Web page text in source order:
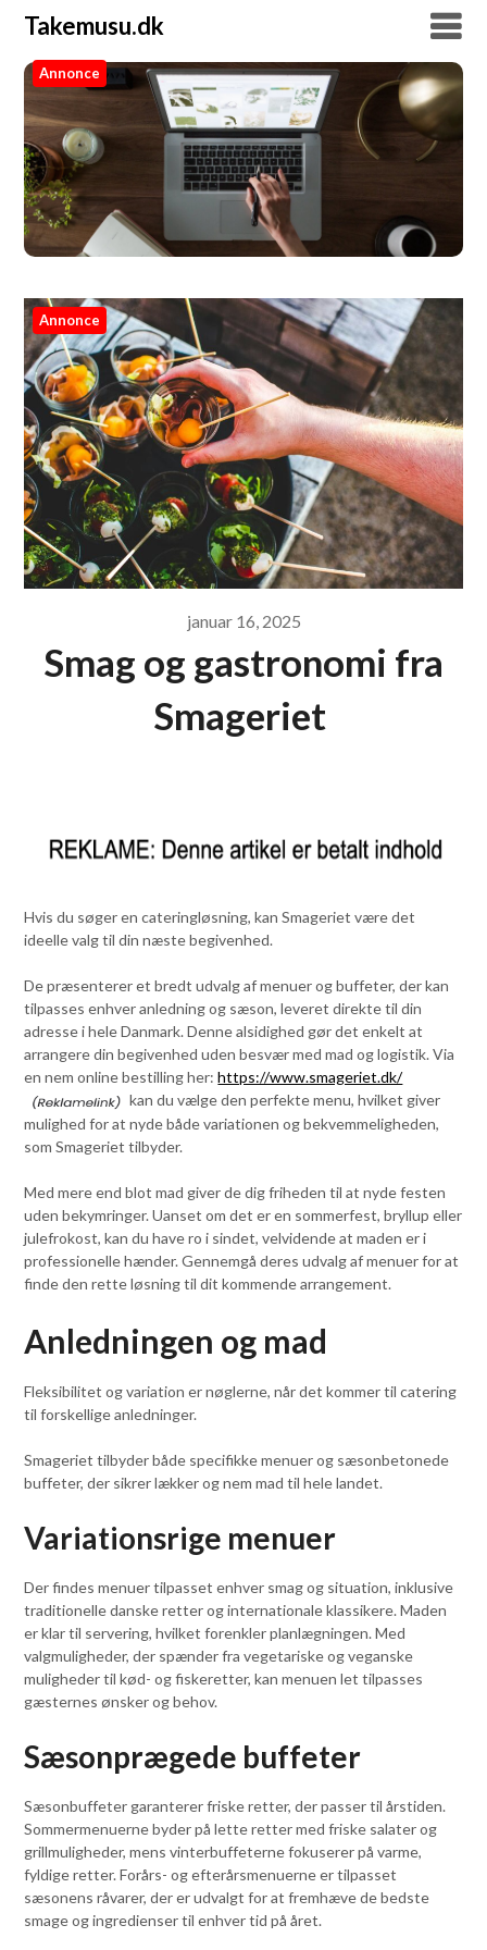
Takemusu.dk
Takemusu.dk
Annonce
Annonce
januar 16, 2025
Smag og gastronomi fra
Smageriet
Hvis du søger en cateringløsning, kan Smageriet være det
ideelle valg til din næste begivenhed.
De præsenterer et bredt udvalg af menuer og buffeter, der kan
tilpasses enhver anledning og sæson, leveret direkte til din
adresse i hele Danmark. Denne alsidighed gør det enkelt at
arrangere din begivenhed uden besvær med mad og logistik. Via
en nem online bestilling her:https://www.smageriet.dk/
kan du vælge den perfekte menu, hvilket giver
mulighed for at nyde både variationen og bekvemmeligheden,
som Smageriet tilbyder.
Med mere end blot mad giver de dig friheden til at nyde festen
uden bekymringer. Uanset om det er en sommerfest, bryllup eller
julefrokost, kan du have ro i sindet, velvidende at maden er i
professionelle hænder. Gennemgå deres udvalg af menuer for at
finde den rette løsning til dit kommende arrangement.
Anledningen og mad
Fleksibilitet og variation er nøglerne, når det kommer til catering
til forskellige anledninger.
Smageriet tilbyder både specifikke menuer og sæsonbetonede
buffeter, der sikrer lækker og nem mad til hele landet.
Variationsrige menuer
Der findes menuer tilpasset enhver smag og situation, inklusive
traditionelle danske retter og internationale klassikere. Maden
er klar til servering, hvilket forenkler planlægningen. Med
valgmuligheder, der spænder fra vegetariske og veganske
muligheder til kød- og fiskeretter, kan menuen let tilpasses
gæsternes ønsker og behov.
Sæsonprægede buffeter
Sæsonbuffeter garanterer friske retter, der passer til årstiden.
Sommermenuerne byder på lette retter med friske salater og
grillmuligheder, mens vinterbuffeterne fokuserer på varme,
fyldige retter. Forårs- og efterårsmenuerne er tilpasset
sæsonens råvarer, der er udvalgt for at fremhæve de bedste
smage og ingredienser til enhver tid på året.